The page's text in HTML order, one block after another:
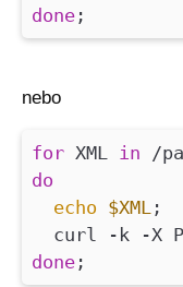
done;
nebo
forXML in /
do
echo $XML ;
curl -k -X
done;